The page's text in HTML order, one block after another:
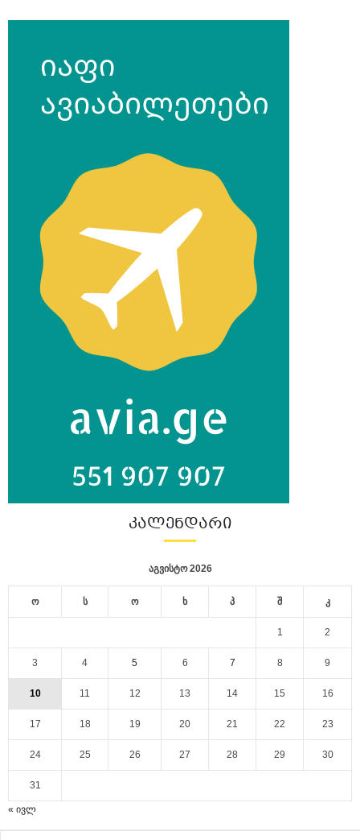
ᲙᲐᲚᲔᲜᲓᲐᲠᲘ
აგვისტო 2026
ო ს ო ხ პ შ კ
1 2
3 4 5 6 7 8 9
10 11 12 13 14 15 16
17 18 19 20 21 22 23
24 25 26 27 28 29 30
31
« ივლ